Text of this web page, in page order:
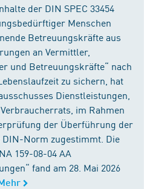
der DIN SPEC 33454
Menschen
Betreuungskräfte aus
an Vermittler,
und Betreuungskräfte“ nach
zu sichern, hat
Dienstleistungen,
im Rahmen
der Überführung der
DIN-Norm zugestimmt. Die
159-08-04 AA
fand am 28. Mai 2026